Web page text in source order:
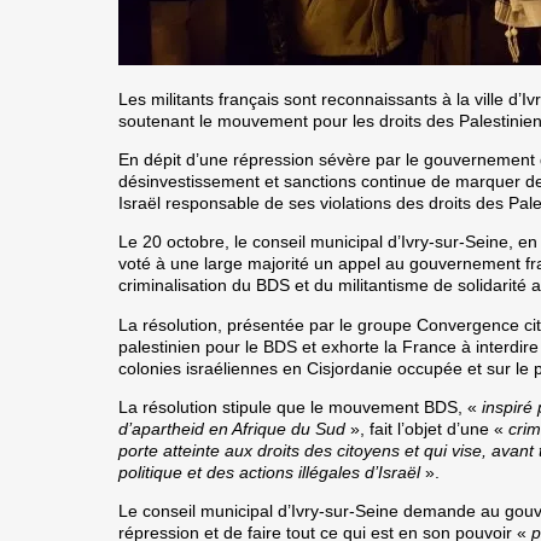
Les militants français sont reconnaissants à la ville
soutenant le mouvement pour les droits des
En dépit d’une répression sévère par le
désinvestissement et sanctions continue de marquer
Israël responsable de ses violations des droits des
Le 20 octobre, le conseil municipal d’Ivry-sur-Seine,
voté à une large majorité un appel au gouvernement
criminalisation du BDS et du militantisme de solidarité
La résolution, présentée par le groupe Convergence
palestinien pour le BDS et exhorte la France à
colonies israéliennes en Cisjordanie occupée et sur le
La résolution stipule que le mouvement BDS, «inspiré
d’apartheid en Afrique du Sud », fait l’objet d’une «
porte atteinte aux droits des citoyens et qui vise,
politique et des actions illégales d’Israël».
Le conseil municipal d’Ivry-sur-Seine demande au
répression et de faire tout ce qui est en son pouvoir «